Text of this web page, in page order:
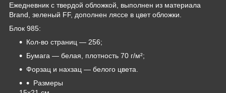
Ежедневник с твердой обложкой, выполнен из материала
Brand, зеленый FF, дополнен ляссе в цвет обложки.
Блок 985:
Кол-во страниц — 256;
Бумага — белая, плотность 70 г/м²;
Форзац и нахзац — белого цвета.
Размеры